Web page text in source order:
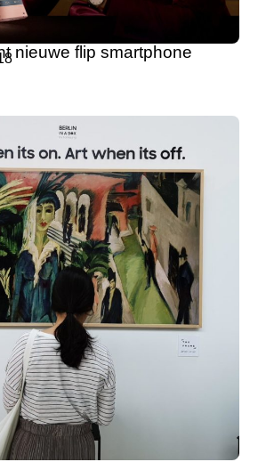
nieuwe flip smartphone